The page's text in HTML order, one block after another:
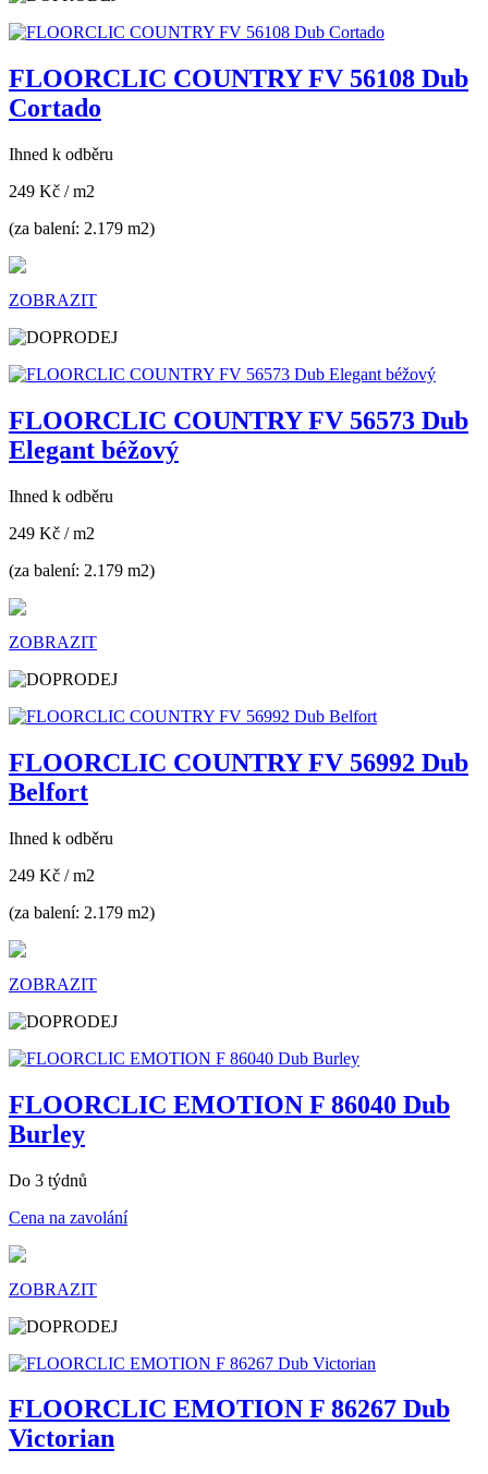
FLOORCLIC COUNTRY FV 56108 Dub
Cortado
Ihned k odběru
249 Kč / m2
(za balení: 2.179 m2)
ZOBRAZIT
FLOORCLIC COUNTRY FV 56573 Dub
Elegant béžový
Ihned k odběru
249 Kč / m2
(za balení: 2.179 m2)
ZOBRAZIT
FLOORCLIC COUNTRY FV 56992 Dub
Belfort
Ihned k odběru
249 Kč / m2
(za balení: 2.179 m2)
ZOBRAZIT
FLOORCLIC EMOTION F 86040 Dub
Burley
Do 3 týdnů
Cena na zavolání
ZOBRAZIT
FLOORCLIC EMOTION F 86267 Dub
Victorian